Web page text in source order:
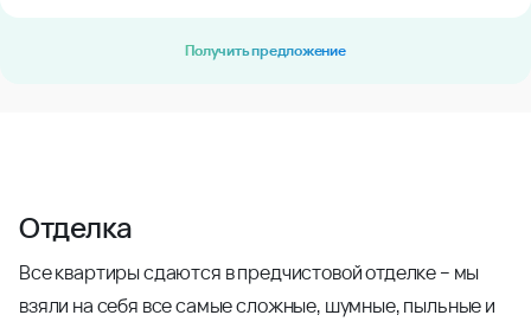
Получить предложение
Отделка
Все квартиры сдаются в предчистовой отделке – мы
взяли на себя все самые сложные, шумные, пыльные и